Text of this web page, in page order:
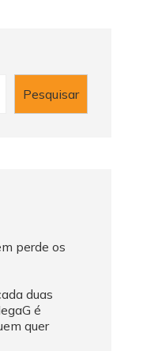
Pesquisar
perde os
duas
é
quer